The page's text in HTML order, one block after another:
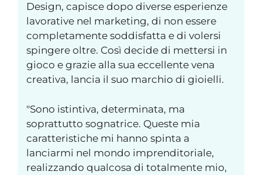
Design, capisce dopo diverse esperienze
lavorative nel marketing, di non essere
completamente soddisfatta e di volersi
spingere oltre. Così decide di mettersi in
gioco e grazie alla sua eccellente vena
creativa, lancia il suo marchio di gioielli.
"Sono istintiva, determinata, ma
soprattutto sognatrice. Queste mia
caratteristiche mi hanno spinta a
lanciarmi nel mondo imprenditoriale,
realizzando qualcosa di totalmente mio,